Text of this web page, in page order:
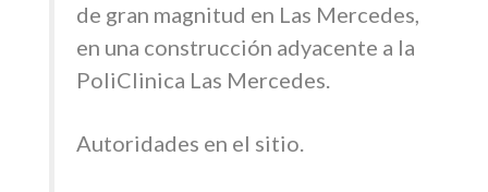
de gran magnitud en Las Mercedes,
en una construcción adyacente a la
PoliClinica Las Mercedes.
Autoridades en el sitio.